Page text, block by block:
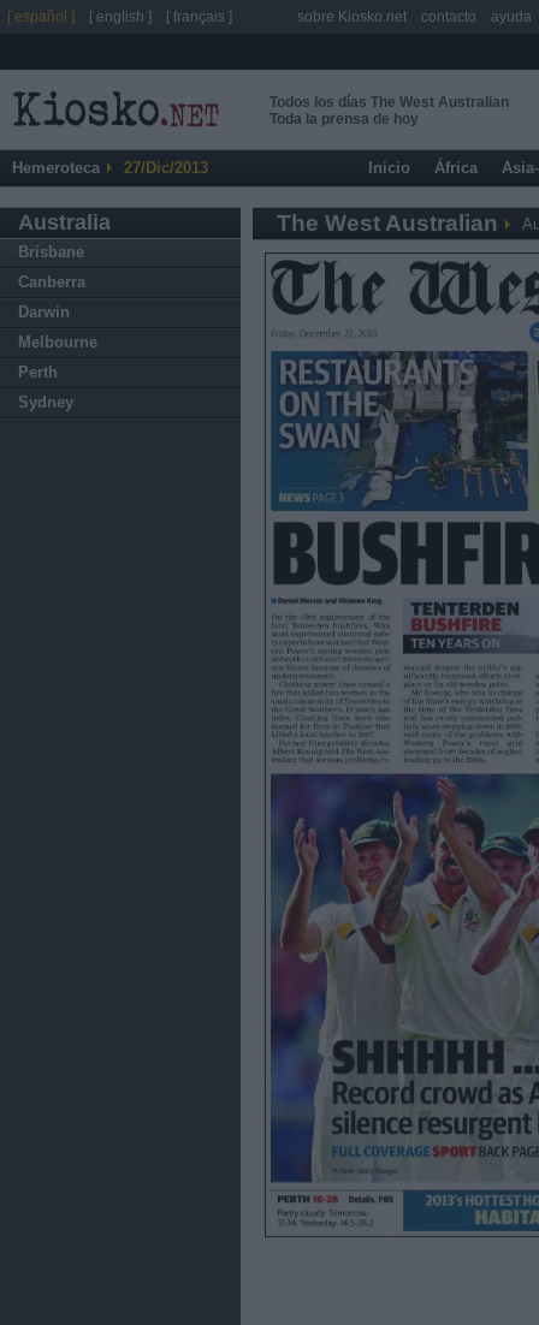
Todos los días The West Australian
Toda la prensa de hoy
Hemeroteca 27/Dic/2013 Inicio África
Australia
Brisbane
Canberra
Darwin
Melbourne
Perth
Sydney
The West Australian
[ español ] [ english ] [ français ] sobre Kiosko.net contacto ayuda